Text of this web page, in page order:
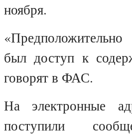
ноября.
был доступ к
говорят в ФАС.
На электронные
поступили